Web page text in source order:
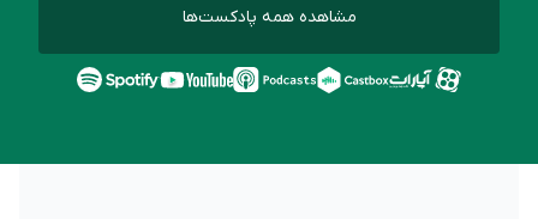
مشاهده همه پادکست‌ها